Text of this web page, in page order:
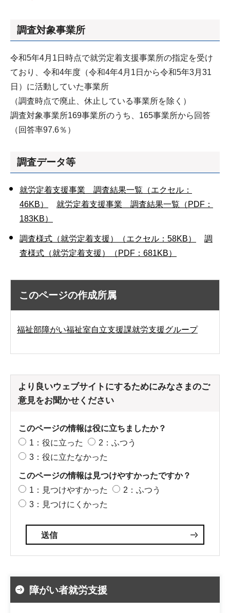
調査対象事業所
令和5年4月1日時点で就労定着支援事業所の指定を受け
ており、令和4年度（令和4年4月1日から令和5年3月31
日）に活動していた事業所
（調査時点で廃止、休止している事業所を除く）
調査対象事業所169事業所のうち、165事業所から回答
（回答率97.6％）
調査データ等
就労定着支援事業 調査結果一覧（エクセル：
46KB）
就労定着支援事業 調査結果一覧（PDF：
183KB）
調査様式（就労定着支援）（エクセル：58KB）
調
査様式（就労定着支援）（PDF：681KB）
このページの作成所属
福祉部障がい福祉室自立支援課就労支援グループ
より良いウェブサイトにするためにみなさまのご
意見をお聞かせください
このページの情報は役に立ちましたか？
1：役に立った
2：ふつう
3：役に立たなかった
このページの情報は見つけやすかったですか？
1：見つけやすかった
2：ふつう
3：見つけにくかった
障がい者就労支援